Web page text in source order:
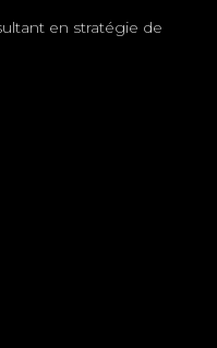
en stratégie de